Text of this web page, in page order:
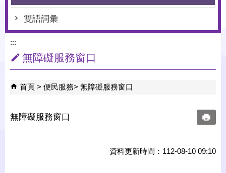
雙語詞彙
:::
無障礙服務窗口
首頁 便民服務 無障礙服務窗口
無障礙服務窗口
資料更新時間：112-08-10 09:10